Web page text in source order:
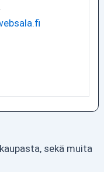
sekä muita